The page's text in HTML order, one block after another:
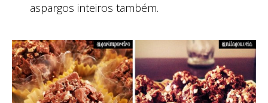
aspargos inteiros também.